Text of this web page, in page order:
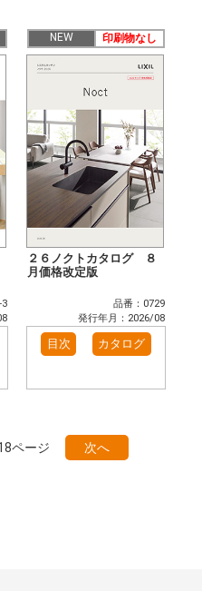
3
NEW 印刷物なし
２６ノクトカタログ ８
月価格改定版
品番：0729
発行年月：2026/08
目次 カタログ
ページ 次へ